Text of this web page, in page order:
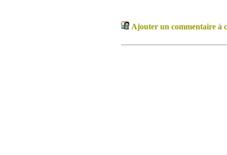
Ajouter un commentaire à